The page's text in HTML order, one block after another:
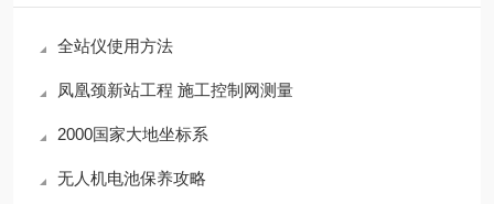
全站仪使用方法
凤凰颈新站工程 施工控制网测量
2000国家大地坐标系
无人机电池保养攻略